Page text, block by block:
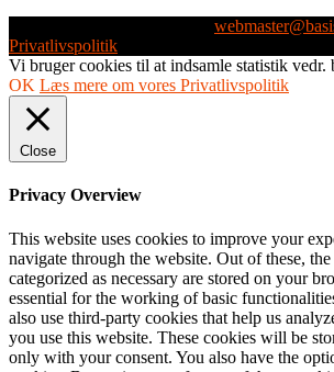
Privatlivspolitik
Vi bruger cookies til at indsamle statistik vedr.
OK Læs mere om vores Privatlivspolitik
Close
Privacy Overview
This website uses cookies to improve your
navigate through the website. Out of these,
categorized as necessary are stored on your
essential for the working of basic
also use third-party cookies that help us
you use this website. These cookies will be
only with your consent. You also have the